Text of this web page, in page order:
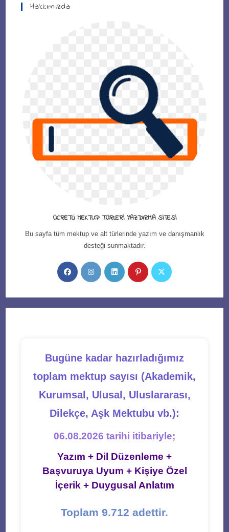
Hakkımızda
ÜCRETLI MEKTUP TÜRLERI YAZDIRMA SITESI
Bu sayfa tüm mektup ve alt türlerinde yazım ve danışmanlık
desteği sunmaktadır.
Opens
in
Opens
in
Opens
in
Opens
in
Opens
Bugüne kadar hazırladığımız
toplam mektup sayısı (Akademik,
Kurumsal, Ulusal, Uluslararası,
Dilekçe, Aşk Mektubu vb.):
06.08.2026 tarihi itibariyle;
Yazım + Dil Düzenleme +
Başvuruya Uyum + Kişiye Özel
İçerik + Duygusal Anlatım
Toplam 9.712 adettir.